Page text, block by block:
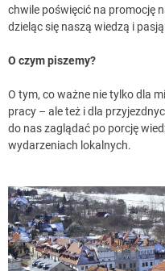
chwile poświęcić na promocję
dzieląc się naszą wiedzą i
O czym piszemy?
O tym, co ważne nie tylko dla
pracy – ale też i dla
do nas zaglądać po porcję
wydarzeniach lokalnych.